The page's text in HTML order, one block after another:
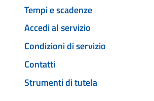
Tempi e scadenze
Accedi al servizio
Condizioni di servizio
Contatti
Strumenti di tutela